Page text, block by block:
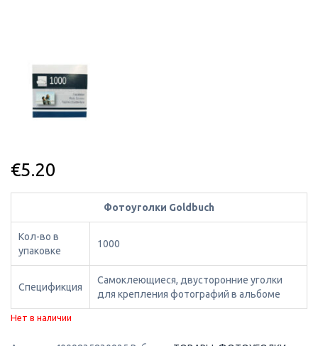
€5.20
Фотоуголки Goldbuch
Кол-во в
упаковке
1000
Спецификция
Самоклеющиеся, двусторонние уголки
для крепления фотографий в альбоме
Нет в наличии